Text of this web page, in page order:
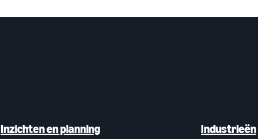
Inzichten en planning Industrieën